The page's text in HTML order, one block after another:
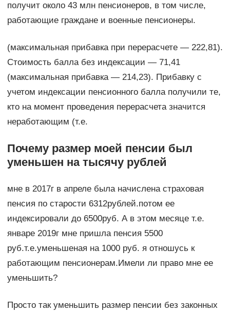
получит около 43 млн пенсионеров, в том числе,
работающие граждане и военные пенсионеры.
(максимальная прибавка при перерасчете — 222,81).
Стоимость балла без индексации — 71,41
(максимальная прибавка — 214,23). Прибавку с
учетом индексации пенсионного балла получили те,
кто на момент проведения перерасчета значится
неработающим (т.е.
Почему размер моей пенсии был
уменьшен на тысячу рублей
мне в 2017г в апреле была начислена страховая
пенсия по старости 6312рублей.потом ее
индексировали до 6500руб. А в этом месяце т.е.
январе 2019г мне пришла пенсия 5500
руб.т.е.уменьшеная на 1000 руб. я отношусь к
работающим пенсионерам.Имели ли право мне ее
уменьшить?
Просто так уменьшить размер пенсии без законных